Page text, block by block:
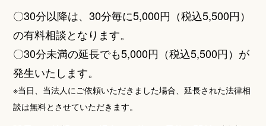
〇30分以降は、30分毎に5,000円（税込5,500円）
の有料相談となります。
〇30分未満の延長でも5,000円（税込5,500円）が
発生いたします。
※当日、当法人にご依頼いただきました場合、延長された法律相
談は無料とさせていただきます。